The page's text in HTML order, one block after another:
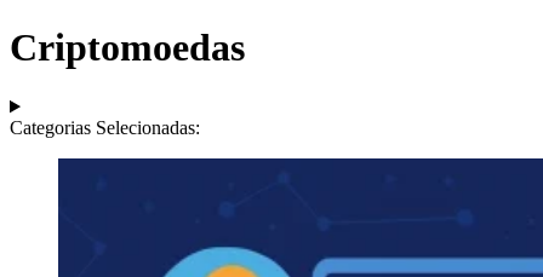
Criptomoedas
Categorias Selecionadas: